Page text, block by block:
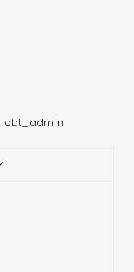
obt_admin